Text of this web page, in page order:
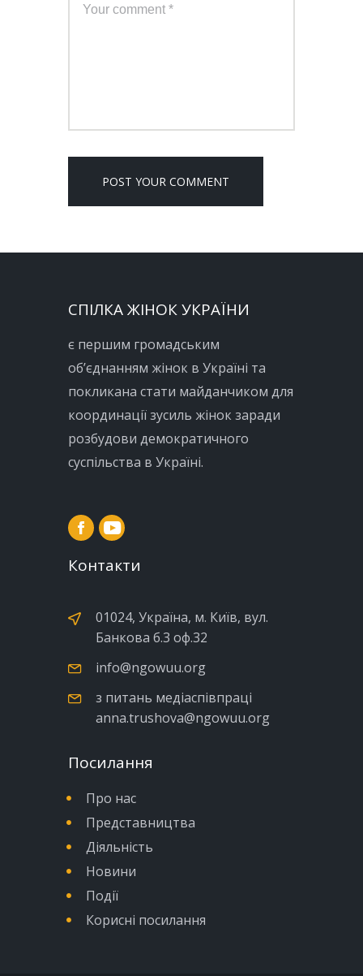
СПІЛКА ЖІНОК УКРАЇНИ
є першим громадським
об’єднанням жінок в Україні та
покликана стати майданчиком для
координації зусиль жінок заради
розбудови демократичного
суспільства в Україні.
Контакти
01024, Україна, м. Київ, вул.
Банкова б.3 оф.32
info@ngowuu.org
з питань медіаспівпраці
anna.trushova@ngowuu.org
Посилання
Про нас
Представництва
Діяльність
Новини
Події
Корисні посилання